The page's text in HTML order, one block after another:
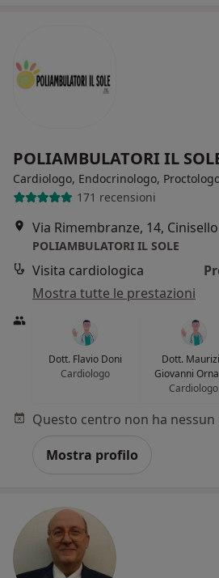
POLIAMBULATORI IL
Cardiologo, Endocrinologo,
171 recensioni
Via Rimembranze, 14,
POLIAMBULATORI IL SOLE
Visita cardiologica
Mostra tutte le prestazioni
Dott. Flavio Doni
Cardiologo
Dott.
Giovanni
Cardiologo
Mostra profilo